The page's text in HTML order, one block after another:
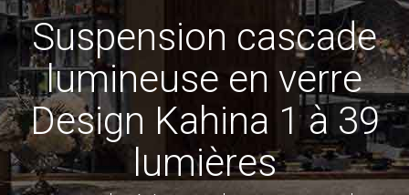
Suspension cascade
lumineuse en verre
Design Kahina 1 à 39
lumières